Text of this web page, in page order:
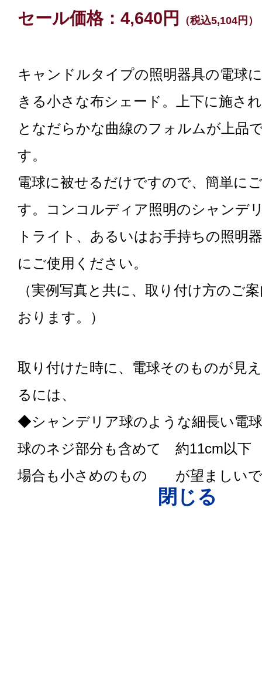
セール価格：4,640円 （税込5,104円）
キャンドルタイプの照明器具の電球
きる小さな布シェード。上下に施さ
となだらかな曲線のフォルムが上品
す。
電球に被せるだけですので、簡単に
す。コンコルディア照明のシャンデ
トライト、あるいはお手持ちの照明
にご使用ください。
（実例写真と共に、取り付け方のご
おります。）
取り付けた時に、電球そのものが見
るには、
◆シャンデリア球のような細長い電
球のネジ部分も含めて 約11cm以
場合も小さめのもの が望ましい
閉じる